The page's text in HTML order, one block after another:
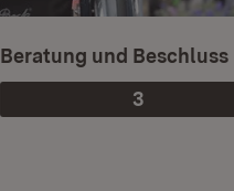
Phase
3
:
Beratung und Beschluss